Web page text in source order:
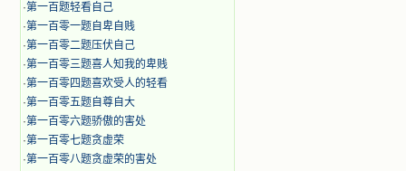
·第一百题轻看自己
·第一百零一题自卑自贱
·第一百零二题压伏自己
·第一百零三题喜人知我的卑贱
·第一百零四题喜欢受人的轻看
·第一百零五题自尊自大
·第一百零六题骄傲的害处
·第一百零七题贪虚荣
·第一百零八题贪虚荣的害处